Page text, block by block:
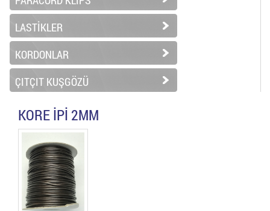
LASTİKLER
KORDONLAR
ÇITÇIT KUŞGÖZÜ
KORE İPİ 2MM